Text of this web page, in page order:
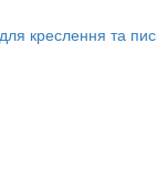
креслення та